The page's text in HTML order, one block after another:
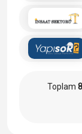
Toplam 8